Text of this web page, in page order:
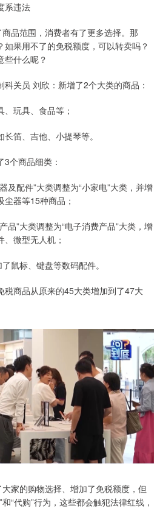
系违法
品范围，消费者有了更多选择。那
果用不了的免税额度，可以转卖吗？
些什么呢？
关员 刘欣：新增了2个大类的商品：
玩具、食品等；
笛、吉他、小提琴等。
个商品细类：
及配件”大类调整为“小家电”大类，并增
器等15种商品；
品”大类调整为“电子消费产品”大类，增
微型无人机；
鼠标、键盘等数码配件。
税商品从原来的45大类增加到了47大
家的购物选择、增加了免税额度，但
“代购”行为，这些都会触犯法律红线，